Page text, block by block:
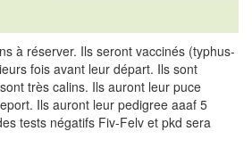
à réserver. Ils seront vaccinés (typhus-
fois avant leur départ. Ils sont
très calins. Ils auront leur puce
Ils auront leur pedigree aaaf 5
tests négatifs Fiv-Felv et pkd sera